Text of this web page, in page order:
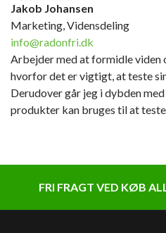
Jakob Johansen
Marketing, Vidensdeling
info@radonfri.dk
Arbejder med at formidle viden
hvorfor det er vigtigt, at teste
Derudover går jeg i dybden
produkter kan bruges til at
FRI FRAGT VED KØB